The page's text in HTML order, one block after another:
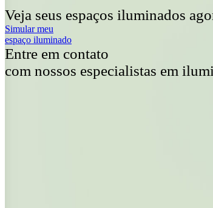
Veja seus espaços iluminados
Simular meu
espaço iluminado
Entre em contato
com nossos especialistas em